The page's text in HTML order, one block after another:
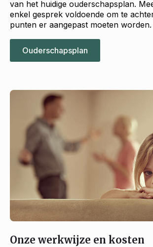
van het huidige ouderschapsplan.
enkel gesprek voldoende om te
punten er aangepast moeten worden.
Ouderschapsplan
Onze werkwijze en kosten